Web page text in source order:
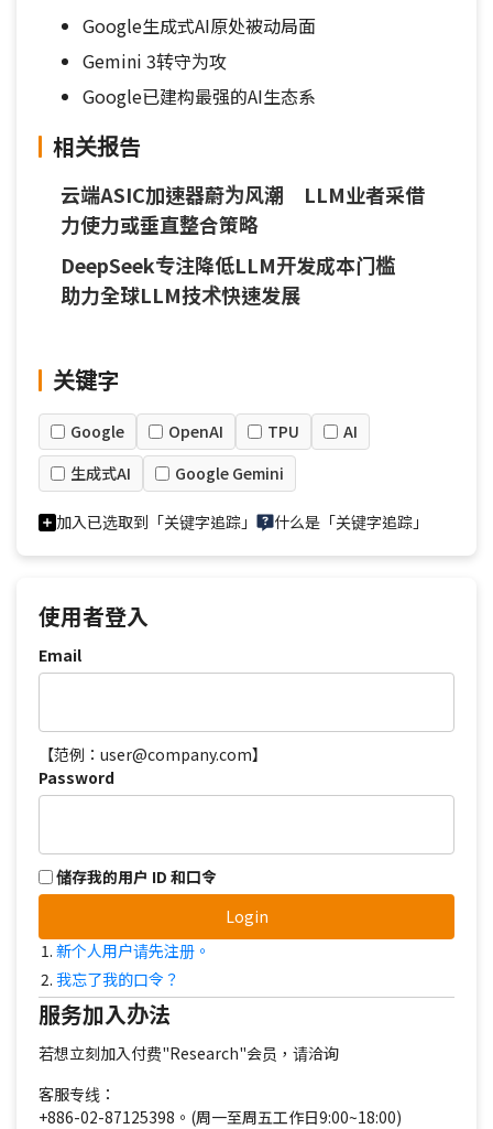
Google生成式AI原处被动局面
Gemini 3转守为攻
Google已建构最强的AI生态系
相关报告
云端ASIC加速器蔚为风潮 LLM业者采借
力使力或垂直整合策略
DeepSeek专注降低LLM开发成本门槛
助力全球LLM技术快速发展
关键字
Google OpenAI TPU
AI
生成式AI
Google Gemini
加入已选取到「关键字追踪」 什么是「关键字追踪」
使用者登入
Email
【范例：user@company.com】
Password
储存我的用户 ID 和口令
Login
新个人用户请先注册。
我忘了我的口令？
服务加入办法
若想立刻加入付费"Research"会员，请洽询
客服专线：
+886-02-87125398。(周一至周五工作日9:00~18:00)